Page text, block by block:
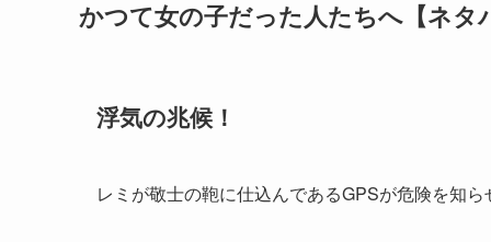
かつて女の子だった人たちへ【ネタ
浮気の兆候！
レミが敬士の鞄に仕込んであるGPSが危険を知ら